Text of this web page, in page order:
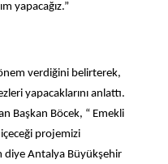
yapacağız.”
verdiğini belirterek,
yapacaklarını anlattı.
Başkan Böcek, “ Emekli
projemizi
diye Antalya Büyükşehir